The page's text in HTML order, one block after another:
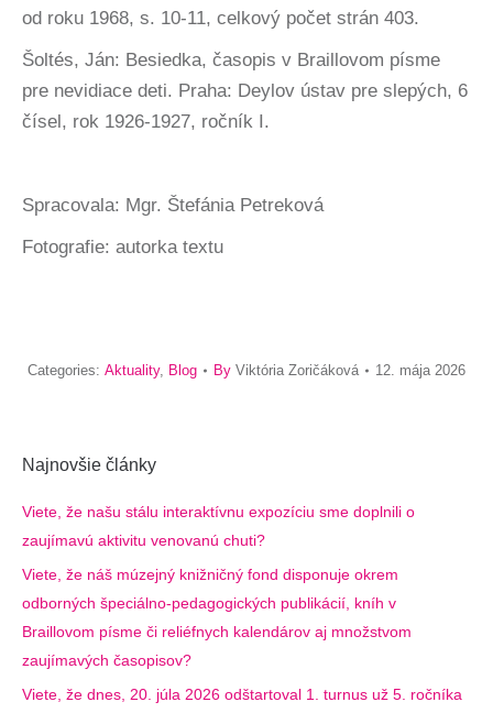
od roku 1968, s. 10-11, celkový počet strán 403.
Šoltés, Ján: Besiedka, časopis v Braillovom písme
pre nevidiace deti. Praha: Deylov ústav pre slepých, 6
čísel, rok 1926-1927, ročník I.
Spracovala: Mgr. Štefánia Petreková
Fotografie: autorka textu
Categories: Aktuality, Blog By Viktória Zoričáková 12. mája 2026
Najnovšie články
Viete, že našu stálu interaktívnu expozíciu sme doplnili o
zaujímavú aktivitu venovanú chuti?
Viete, že náš múzejný knižničný fond disponuje okrem
odborných špeciálno-pedagogických publikácií, kníh v
Braillovom písme či reliéfnych kalendárov aj množstvom
zaujímavých časopisov?
Viete, že dnes, 20. júla 2026 odštartoval 1. turnus už 5. ročníka